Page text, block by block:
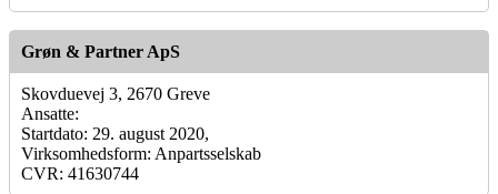
Grøn & Partner ApS
Skovduevej 3, 2670 Greve
Ansatte:
Startdato: 29. august 2020,
Virksomhedsform: Anpartsselskab
CVR: 41630744